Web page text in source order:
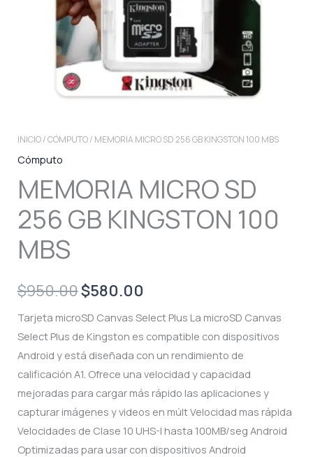
INICIO/CÓMPUTO/ MEMORIA MICRO SD 256 GB KINGSTON 100 MBS
Cómputo
MEMORIA MICRO SD
256 GB KINGSTON 100
MBS
$950.00Original
price
was:
$950.00.
$580.00
price
is:
$580.00.
Tarjeta microSD Canvas Select Plus La microSD Canvas
Select Plus de Kingston es compatible con dispositivos
Android y está diseñada con un rendimiento de
calificación A1. Ofrece una velocidad y capacidad
mejoradas para cargar más rápido las aplicaciones y
capturar imágenes y videos en múlt Velocidad mas rápida
Velocidades de Clase 10 UHS-I hasta 100MB/seg Android
Optimizadas para usar con dispositivos Android